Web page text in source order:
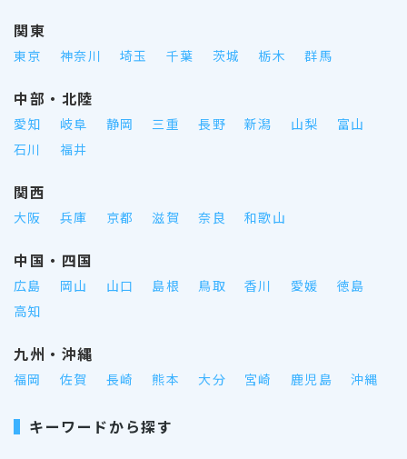
関東
東京 神奈川 埼玉 千葉 茨城 栃木 群馬
中部・北陸
愛知 岐阜 静岡 三重 長野 新潟 山梨
富山
石川
福井
関西
大阪 兵庫 京都 滋賀 奈良 和歌山
中国・四国
広島 岡山 山口 島根 鳥取 香川 愛媛
徳島
高知
九州・沖縄
福岡 佐賀 長崎 熊本 大分 宮崎 鹿児島 沖縄
キーワードから探す